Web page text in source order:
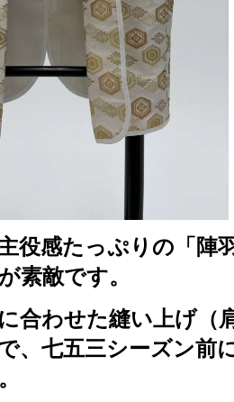
役感たっぷりの「陣
素敵です。
合わせた縫い上げ（
、七五三シーズン前